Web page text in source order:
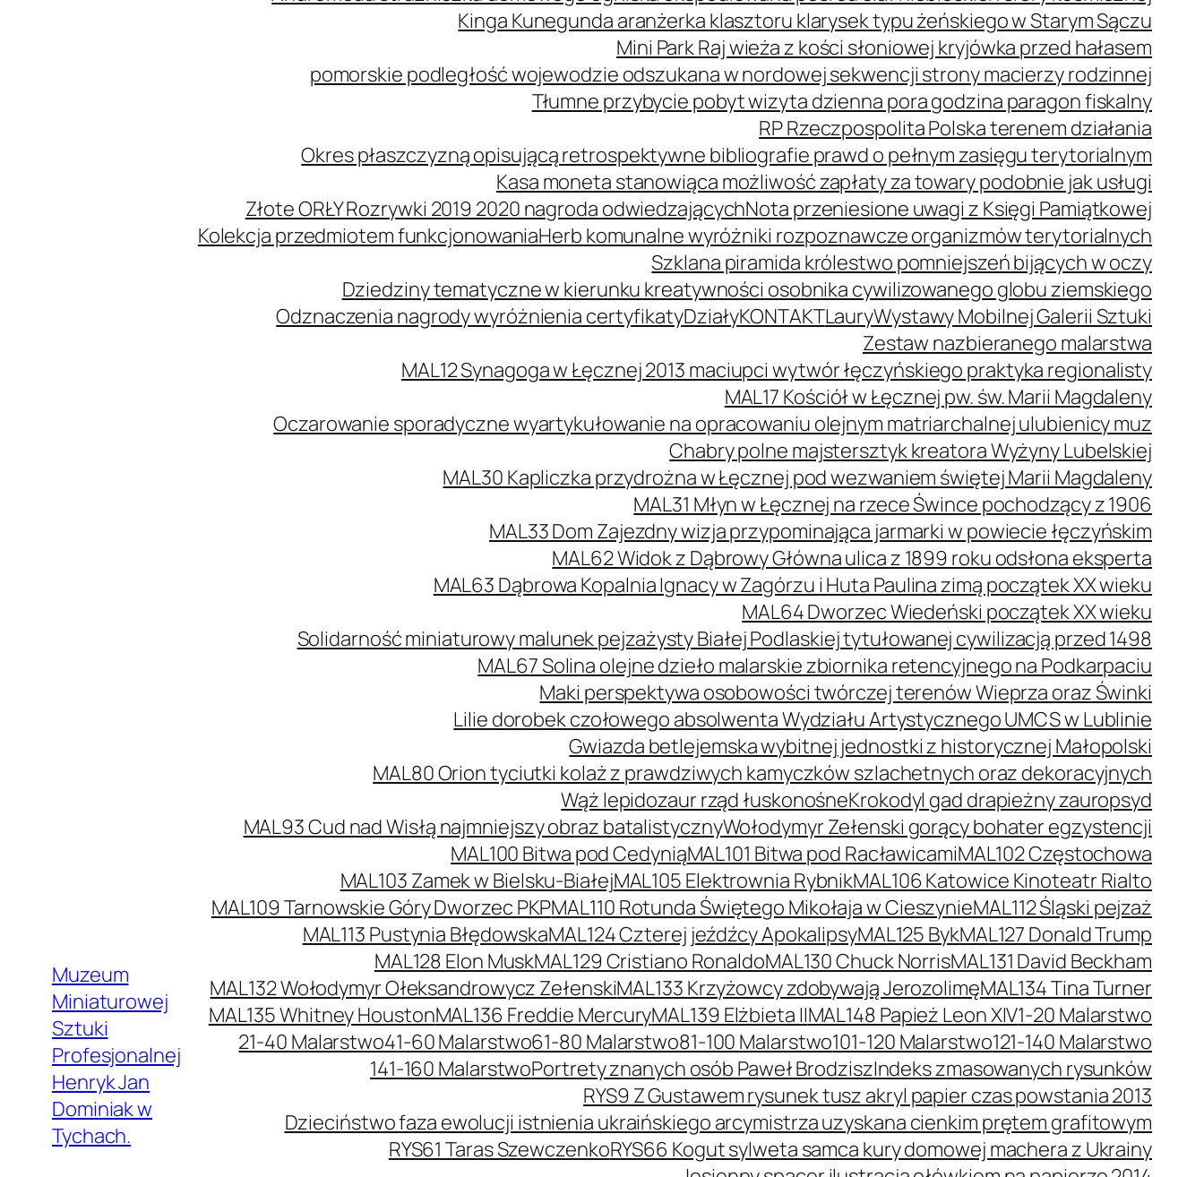
Muzeum
Miniaturowej
Sztuki
Profesjonalnej
Henryk Jan
Dominiak w
Tychach.
Kinga Kunegunda aranżerka klasztoru klarysek typu żeńskiego w Starym Sączu
Mini Park Raj wieża z kości słoniowej kryjówka przed hałasem
pomorskie podległość wojewodzie odszukana w nordowej sekwencji strony macierzy rodzinnej
Tłumne przybycie pobyt wizyta dzienna pora godzina paragon fiskalny
RP Rzeczpospolita Polska terenem działania
Okres płaszczyzną opisującą retrospektywne bibliografie prawd o pełnym zasięgu terytorialnym
Kasa moneta stanowiąca możliwość zapłaty za towary podobnie jak usługi
Złote ORŁY Rozrywki 2019 2020 nagroda odwiedzającychNota przeniesione uwagi z Księgi Pamiątkowej
Kolekcja przedmiotem funkcjonowaniaHerb komunalne wyróżniki rozpoznawcze organizmów terytorialnych
Szklana piramida królestwo pomniejszeń bijących w oczy
Dziedziny tematyczne w kierunku kreatywności osobnika cywilizowanego globu ziemskiego
Odznaczenia nagrody wyróżnienia certyfikatyDziałyKONTAKTLauryWystawy Mobilnej Galerii Sztuki
Zestaw nazbieranego malarstwa
MAL12 Synagoga w Łęcznej 2013 maciupci wytwór łęczyńskiego praktyka regionalisty
MAL17 Kościół w Łęcznej pw. św. Marii Magdaleny
Oczarowanie sporadyczne wyartykułowanie na opracowaniu olejnym matriarchalnej ulubienicy muz
Chabry polne majstersztyk kreatora Wyżyny Lubelskiej
MAL30 Kapliczka przydrożna w Łęcznej pod wezwaniem świętej Marii Magdaleny
MAL31 Młyn w Łęcznej na rzece Śwince pochodzący z 1906
MAL33 Dom Zajezdny wizja przypominająca jarmarki w powiecie łęczyńskim
MAL62 Widok z Dąbrowy Główna ulica z 1899 roku odsłona eksperta
MAL63 Dąbrowa Kopalnia Ignacy w Zagórzu i Huta Paulina zimą początek XX wieku
MAL64 Dworzec Wiedeński początek XX wieku
Solidarność miniaturowy malunek pejzażysty Białej Podlaskiej tytułowanej cywilizacją przed 1498
MAL67 Solina olejne dzieło malarskie zbiornika retencyjnego na Podkarpaciu
Maki perspektywa osobowości twórczej terenów Wieprza oraz Świnki
Lilie dorobek czołowego absolwenta Wydziału Artystycznego UMCS w Lublinie
Gwiazda betlejemska wybitnej jednostki z historycznej Małopolski
MAL80 Orion tyciutki kolaż z prawdziwych kamyczków szlachetnych oraz dekoracyjnych
Wąż lepidozaur rząd łuskonośneKrokodyl gad drapieżny zauropsyd
MAL93 Cud nad Wisłą najmniejszy obraz batalistycznyWołodymyr Zełenski gorący bohater egzystencji
MAL100 Bitwa pod CedyniąMAL101 Bitwa pod RacławicamiMAL102 Częstochowa
MAL103 Zamek w Bielsku-BiałejMAL105 Elektrownia RybnikMAL106 Katowice Kinoteatr Rialto
MAL109 Tarnowskie Góry Dworzec PKPMAL110 Rotunda Świętego Mikołaja w CieszynieMAL112 Śląski pejzaż
MAL113 Pustynia BłędowskaMAL124 Czterej jeźdźcy ApokalipsyMAL125 BykMAL127 Donald Trump
MAL128 Elon MuskMAL129 Cristiano RonaldoMAL130 Chuck NorrisMAL131 David Beckham
MAL132 Wołodymyr Ołeksandrowycz ZełenskiMAL133 Krzyżowcy zdobywają JerozolimęMAL134 Tina Turner
MAL135 Whitney HoustonMAL136 Freddie MercuryMAL139 Elżbieta IIMAL148 Papież Leon XIV1-20 Malarstwo
21-40 Malarstwo41-60 Malarstwo61-80 Malarstwo81-100 Malarstwo101-120 Malarstwo121-140 Malarstwo
141-160 MalarstwoPortrety znanych osób Paweł BrodziszIndeks zmasowanych rysunków
RYS9 Z Gustawem rysunek tusz akryl papier czas powstania 2013
Dzieciństwo faza ewolucji istnienia ukraińskiego arcymistrza uzyskana cienkim prętem grafitowym
RYS61 Taras SzewczenkoRYS66 Kogut sylweta samca kury domowej machera z Ukrainy